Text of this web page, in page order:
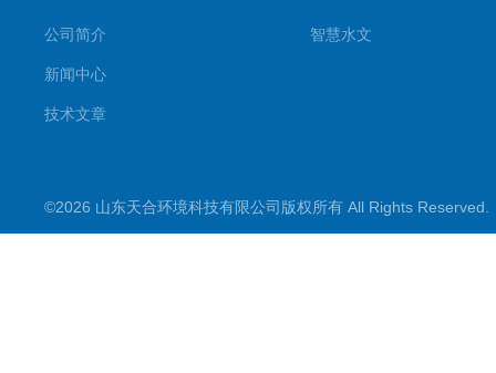
公司简介
新闻中心
技术文章
智慧水文
©2026 山东天合环境科技有限公司版权所有 All Rights